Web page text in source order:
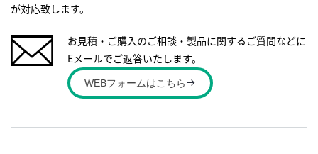
が対応致します。
お見積・ご購入のご相談・製品に関するご質問などに
Eメールでご返答いたします。
WEBフォームはこちら